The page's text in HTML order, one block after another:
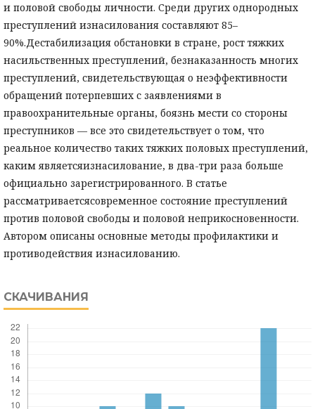
и половой свободы личности. Среди других однородных
преступлений изнасилования составляют 85–
90%.Дестабилизация обстановки в стране, рост тяжких
насильственных преступлений, безнаказанность многих
преступлений, свидетельствующая о неэффективности
обращений потерпевших с заявлениями в
правоохранительные органы, боязнь мести со стороны
преступников — все это свидетельствует о том, что
реальное количество таких тяжких половых преступлений,
каким являетсяизнасилование, в два-три раза больше
официально зарегистрированного. В статье
рассматриваетсясовременное состояние преступлений
против половой свободы и половой неприкосновенности.
Автором описаны основные методы профилактики и
противодействия изнасилованию.
СКАЧИВАНИЯ